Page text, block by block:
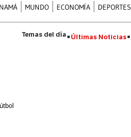
MUNDO ECONOMÍA DEPORTES
Últimas Noticias